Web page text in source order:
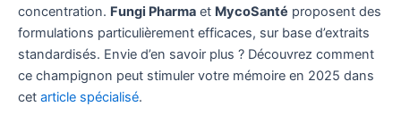
concentration. Fungi Pharma et MycoSanté proposent des
formulations particulièrement efficaces, sur base d’extraits
standardisés. Envie d’en savoir plus ? Découvrez comment
ce champignon peut stimuler votre mémoire en 2025 dans
cet article spécialisé.